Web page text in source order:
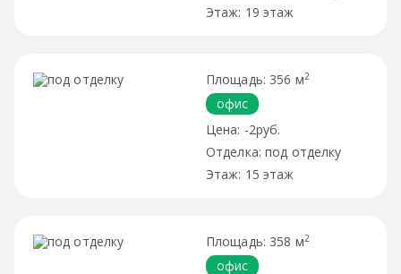
19 этаж
356 м2
офис
-2руб.
под отделку
15 этаж
358 м2
офис